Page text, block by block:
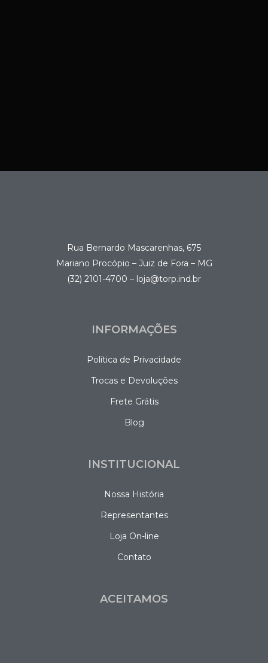
Rua Bernardo Mascarenhas, 675
Mariano Procópio – Juiz de Fora – MG
(32) 2101-4700 – loja@torp.ind.br
INFORMAÇÕES
Política de Privacidade
Trocas e Devoluções
Frete Grátis
Blog
INSTITUCIONAL
Nossa História
Representantes
Loja On-line
Contato
ACEITAMOS